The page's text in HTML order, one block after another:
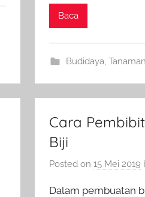
Baca
Budidaya
Cara
Biji
Posted on15 Mei 2019
Dalam pembuatan